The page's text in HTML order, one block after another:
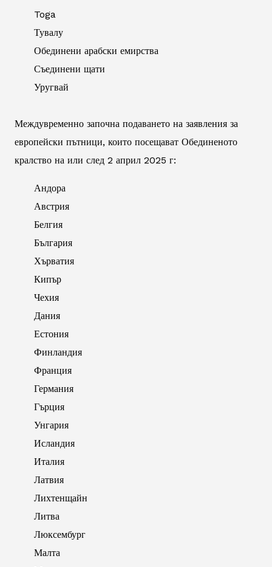
Toga
Тувалу
Обединени арабски емирства
Съединени щати
Уругвай
Междувременно започна подаването на заявления за
европейски пътници, които посещават Обединеното
кралство на или след 2 април 2025 г:
Андора
Австрия
Белгия
България
Хърватия
Кипър
Чехия
Дания
Естония
Финландия
Франция
Германия
Гърция
Унгария
Исландия
Италия
Латвия
Лихтенщайн
Литва
Люксембург
Малта